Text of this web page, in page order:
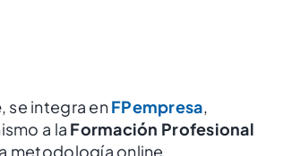
, se integra enFPempresa,
a la Formación Profesional
metodología online.